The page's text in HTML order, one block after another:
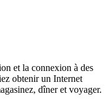
et la connexion à des
obtenir un Internet
dîner et voyager.